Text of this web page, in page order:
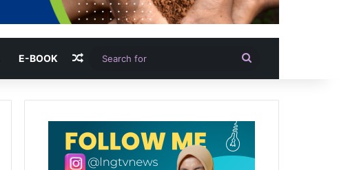
E-BOOK Random Article
for